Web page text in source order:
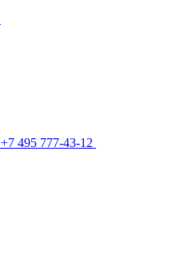
+7 495 777-43-12